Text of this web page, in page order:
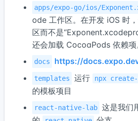
apps/expo-go/ios/
ode 工作区。在开发 iOS 时
区而不是
还会加载 CocoaPods 依赖项
docs https://
templates 运行 npx create-
的模板项目
react-native-lab 这是我们